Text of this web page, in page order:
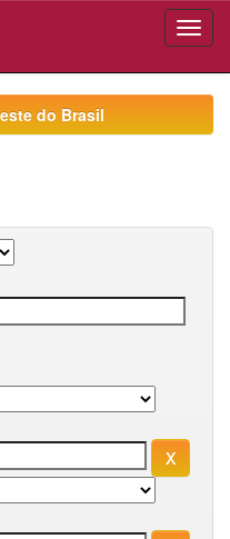
do Brasil